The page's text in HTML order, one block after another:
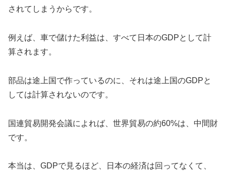
されてしまうからです。
例えば、車で儲けた利益は、すべて日本のGDPとして計
算されます。
部品は途上国で作っているのに、それは途上国のGDPと
しては計算されないのです。
国連貿易開発会議によれば、世界貿易の約60%は、中間財
です。
本当は、GDPで見るほど、日本の経済は回ってなくて、